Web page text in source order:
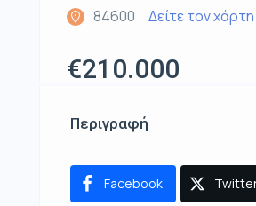
84600 Δείτε τον χάρτη
€210.000
Περιγραφή
Facebook